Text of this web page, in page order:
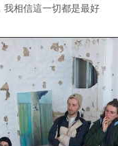
相信這一切都是最好